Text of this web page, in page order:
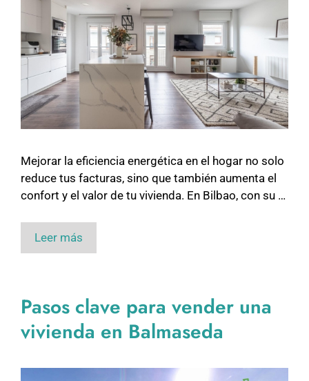
Mejorar la eficiencia energética en el hogar no solo
reduce tus facturas, sino que también aumenta el
confort y el valor de tu vivienda. En Bilbao, con su …
Leer más
Pasos clave para vender una
vivienda en Balmaseda